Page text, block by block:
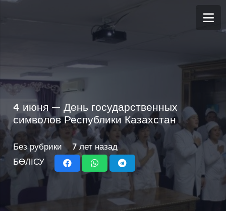
4 июня — День государственных
символов Республики Казахстан
Без рубрики
7 лет назад
БӨЛІСУ